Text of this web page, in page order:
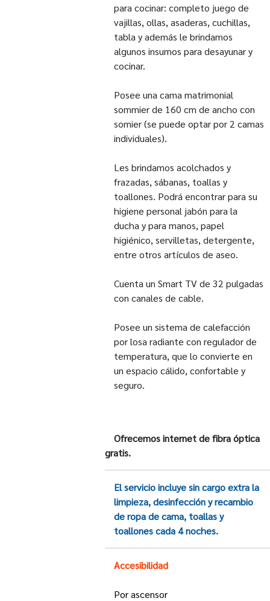
para cocinar: completo juego de
vajillas, ollas, asaderas, cuchillas,
tabla y además le brindamos
algunos insumos para desayunar y
cocinar.
Posee una cama matrimonial
sommier de 160 cm de ancho con
somier (se puede optar por 2 camas
individuales).
Les brindamos acolchados y
frazadas, sábanas, toallas y
toallones. Podrá encontrar para su
higiene personal jabón para la
ducha y para manos, papel
higiénico, servilletas, detergente,
entre otros artículos de aseo.
Cuenta un Smart TV de 32 pulgadas
con canales de cable.
Posee un sistema de calefacción
por losa radiante con regulador de
temperatura, que lo convierte en
un espacio cálido, confortable y
seguro.
Ofrecemos internet de fibra óptica
gratis.
El servicio incluye sin cargo extra la
limpieza, desinfección y recambio
de ropa de cama, toallas y
toallones cada 4 noches.
Accesibilidad
Por ascensor